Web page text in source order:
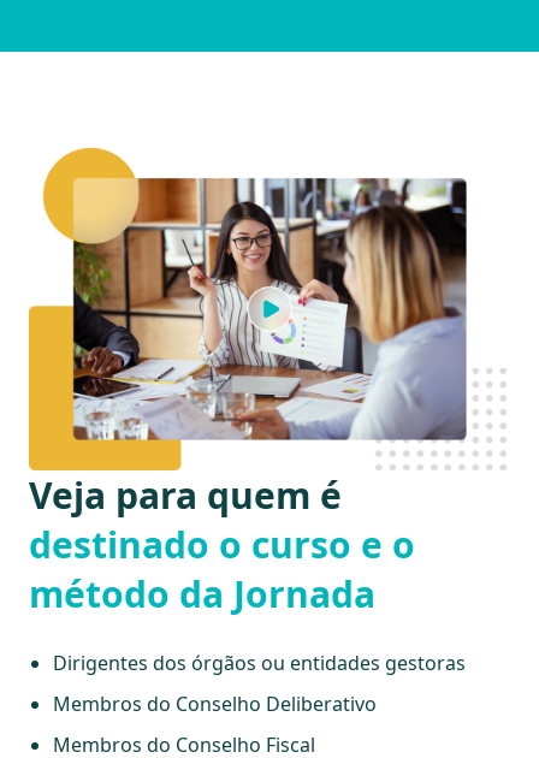
Veja para quem é
destinado o curso e o
método da Jornada
Dirigentes dos órgãos ou entidades gestoras
Membros do Conselho Deliberativo
Membros do Conselho Fiscal